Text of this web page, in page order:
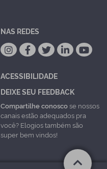
NAS REDES
ACESSIBILIDADE
DEIXE SEU FEEDBACK
Compartilhe conoscose nossos
canais estão adequados pra
você? Elogios também são
super bem vindos!